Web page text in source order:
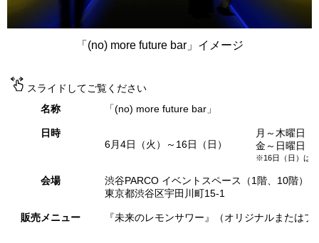
「(no) more future bar」イメージ
スライドしてご覧ください
名称
「(no) more future bar」
日時
6月4日（火）～16日（日）
月～木曜日
金～日曜日
※16日（日）は
会場
渋谷PARCO イベントスペース（1階、10階）
東京都渋谷区宇田川町15-1
販売メニュー 『未来のレモンサワー』（オリジナルまたは